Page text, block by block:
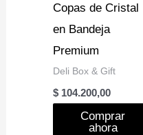
Copas de Cristal
en Bandeja
Premium
Deli Box & Gift
$ 104.200,00
Comprar
ahora